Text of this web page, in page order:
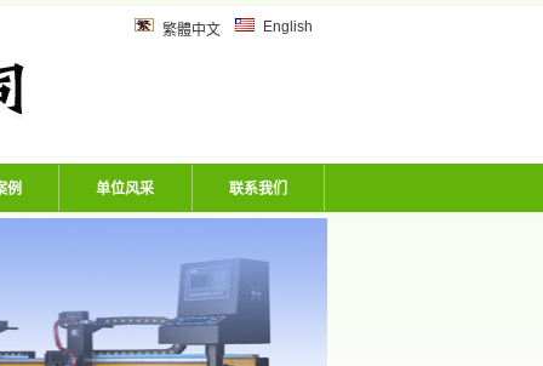
管、风炮软管、洗车机专用软
繁體中文 English
例 单位风采 联系我们